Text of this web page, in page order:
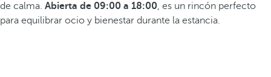
de calma. Abierta de 09:00 a 18:00, es un rincón perfecto
para equilibrar ocio y bienestar durante la estancia.